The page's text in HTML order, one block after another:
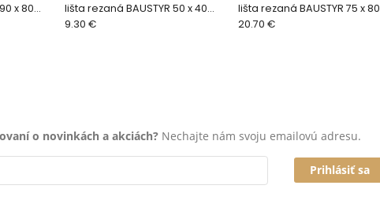
x 80
lišta rezaná BAUSTYR 50 x 40
mm (2bm/ks)
9.30 €
lišta rezaná BAUSTYR 75 x 80
mm (2bm/ks)
20.70 €
o novinkách a akciách? Nechajte nám svoju emailovú adresu.
Prihlásiť sa